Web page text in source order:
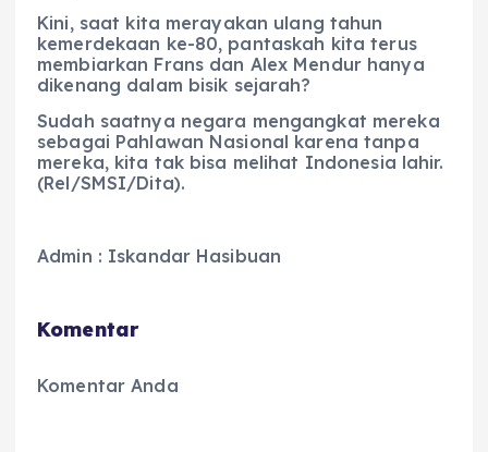
Kini, saat kita merayakan ulang tahun
kemerdekaan ke-80, pantaskah kita terus
membiarkan Frans dan Alex Mendur hanya
dikenang dalam bisik sejarah?
Sudah saatnya negara mengangkat mereka
sebagai Pahlawan Nasional karena tanpa
mereka, kita tak bisa melihat Indonesia lahir.
(Rel/SMSI/Dita).
Admin : Iskandar Hasibuan
Komentar
Komentar Anda